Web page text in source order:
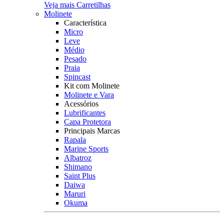
Veja mais Carretilhas
Molinete
Característica
Micro
Leve
Médio
Pesado
Praia
Spincast
Kit com Molinete
Molinete e Vara
Acessórios
Lubrificantes
Capa Protetora
Principais Marcas
Rapala
Marine Sports
Albatroz
Shimano
Saint Plus
Daiwa
Maruri
Okuma